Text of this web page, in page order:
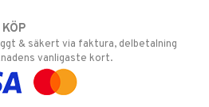
& säkert via faktura, delbetalning
vanligaste kort.